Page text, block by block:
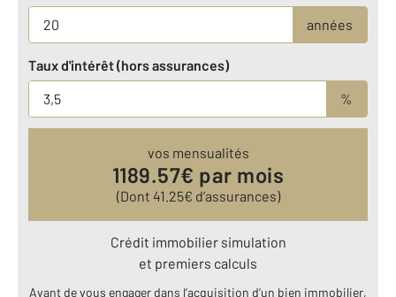
années
Taux d'intérêt (hors assurances)
%
vos mensualités
1189.57€ par mois
(Dont 41.25€ d’assurances)
Crédit immobilier simulation
et premiers calculs
Avant de vous engager dans l’acquisition d’un bien immobilier,